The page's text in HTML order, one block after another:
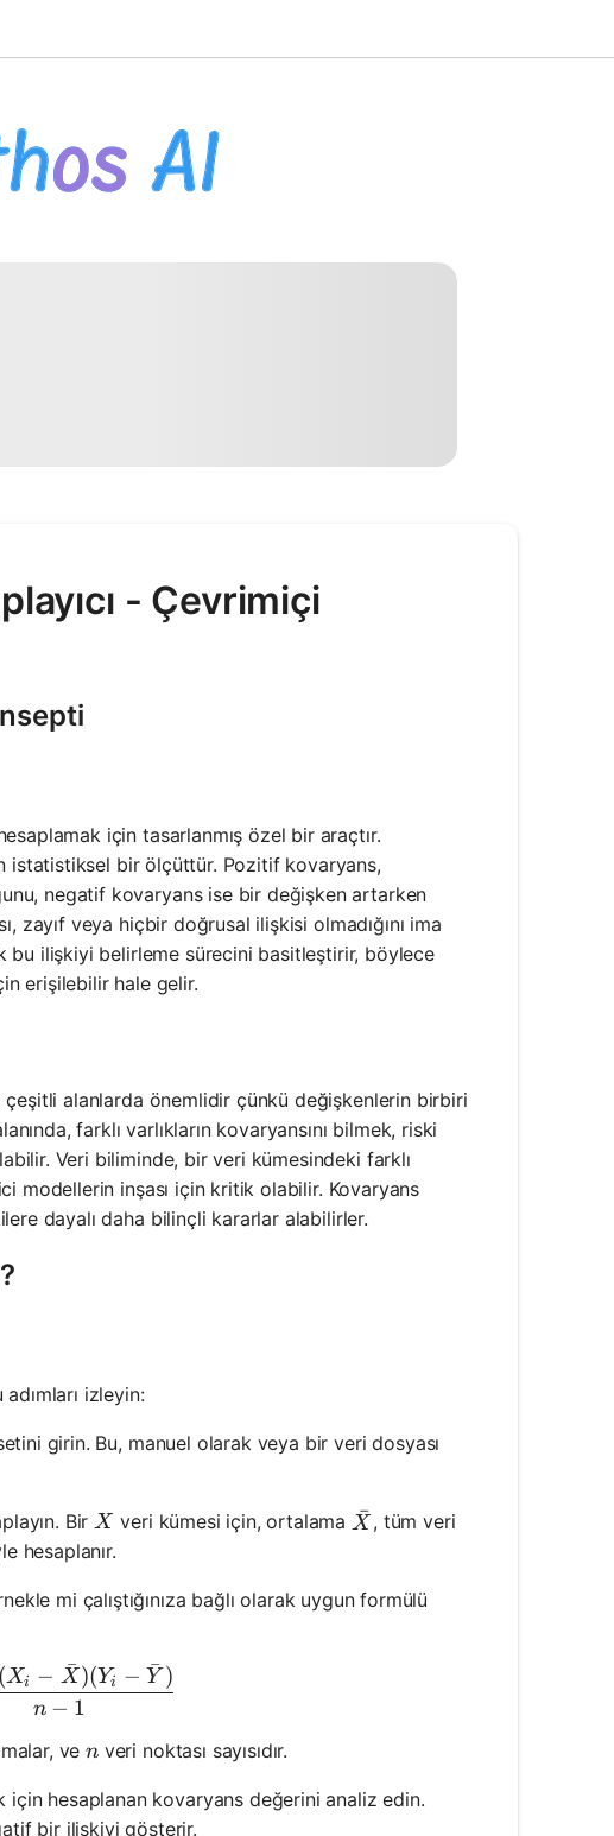
- Çevrimiçi
için tasarlanmış özel bir araçtır.
istatistiksel bir ölçüttür. Pozitif kovaryans,
negatif kovaryans ise bir değişken artarken
zayıf veya hiçbir doğrusal ilişkisi olmadığını ima
bu ilişkiyi belirleme sürecini basitleştirir, böylece
erişilebilir hale gelir.
alanlarda önemlidir çünkü değişkenlerin birbiri
farklı varlıkların kovaryansını bilmek, riski
Veri biliminde, bir veri kümesindeki farklı
modellerin inşası için kritik olabilir. Kovaryans
dayalı daha bilinçli kararlar alabilirler.
izleyin:
girin. Bu, manuel olarak veya bir veri dosyası
Bir X
X veri kümesi için, ortalama \bar{X}
X
ˉ, tüm veri
hesaplanır.
mi çalıştığınıza bağlı olarak uygun formülü
Y) = \frac{\sum_{i=1}^{n} (X_i -
n − 1
(Xi − X
ˉ)(Yi − Y
ˉ)
ven
nveri noktası sayısıdır.
için hesaplanan kovaryans değerini analiz edin.
bir ilişkiyi gösterir.